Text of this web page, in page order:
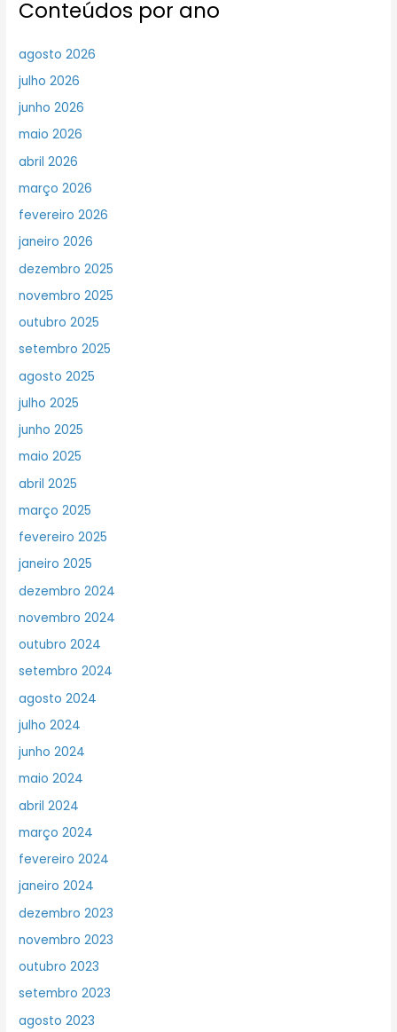
Conteúdos por ano
agosto 2026
julho 2026
junho 2026
maio 2026
abril 2026
março 2026
fevereiro 2026
janeiro 2026
dezembro 2025
novembro 2025
outubro 2025
setembro 2025
agosto 2025
julho 2025
junho 2025
maio 2025
abril 2025
março 2025
fevereiro 2025
janeiro 2025
dezembro 2024
novembro 2024
outubro 2024
setembro 2024
agosto 2024
julho 2024
junho 2024
maio 2024
abril 2024
março 2024
fevereiro 2024
janeiro 2024
dezembro 2023
novembro 2023
outubro 2023
setembro 2023
agosto 2023